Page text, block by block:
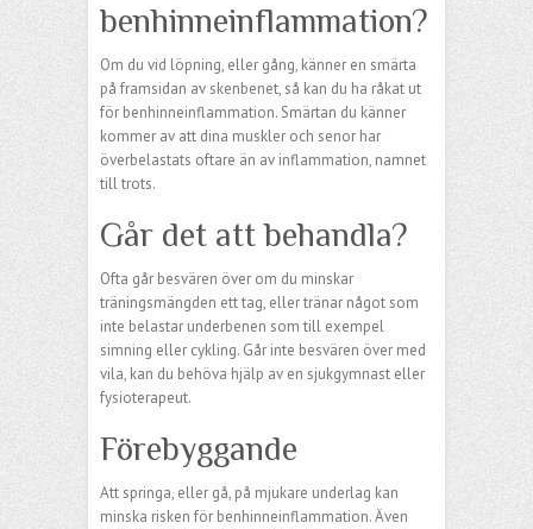
benhinneinflammation?
Om du vid löpning, eller gång, känner en smärta
på framsidan av skenbenet, så kan du ha råkat ut
för benhinneinflammation. Smärtan du känner
kommer av att dina muskler och senor har
överbelastats oftare än av inflammation, namnet
till trots.
Går det att behandla?
Ofta går besvären över om du minskar
träningsmängden ett tag, eller tränar något som
inte belastar underbenen som till exempel
simning eller cykling. Går inte besvären över med
vila, kan du behöva hjälp av en sjukgymnast eller
fysioterapeut.
Förebyggande
Att springa, eller gå, på mjukare underlag kan
minska risken för benhinneinflammation. Även